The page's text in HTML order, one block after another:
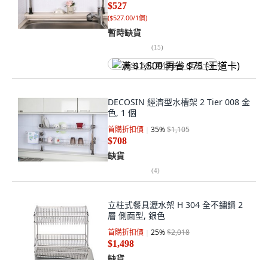
$527
($527.00/1個)
暫時缺貨
(15)
满 $1,500 再省 $75 (王道卡)
DECOSIN 經濟型水槽架 2 Tier 008 金
色, 1 個
首購折扣價 35%$1,105
$708
缺貨
(4)
立柱式餐具瀝水架 H 304 全不鏽鋼 2
層 側面型, 銀色
首購折扣價 25%$2,018
$1,498